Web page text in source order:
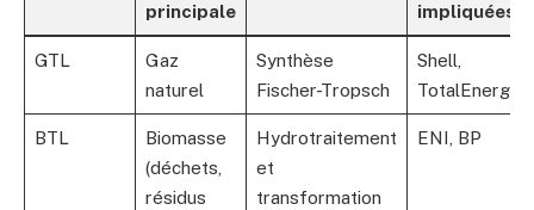
principale
impliquées
GTL
Gaz
naturel
Synthèse
Fischer-Tropsch
Shell,
TotalEnergies
BTL
Biomasse
(déchets,
résidus
Hydrotraitement
et
transformation
ENI, BP